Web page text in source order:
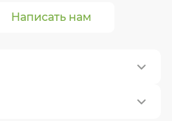
Написать нам